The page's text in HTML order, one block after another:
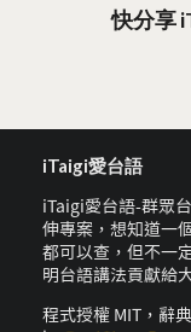
快分享
iTaigi愛台語
iTaigi愛台語-群眾
伸專案，想知道一
都可以查，但不一
明台語講法貢獻給
程式授權 MIT，辭